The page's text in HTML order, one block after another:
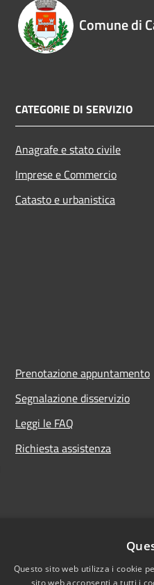
Comune di
CATEGORIE DI SERVIZIO
Anagrafe e stato civile
Imprese e Commercio
Catasto e urbanistica
Prenotazione appuntamento
Segnalazione disservizio
Leggi le FAQ
Richiesta assistenza
Questo sito web utilizza i cookie
sito web acconsenti a tutti i